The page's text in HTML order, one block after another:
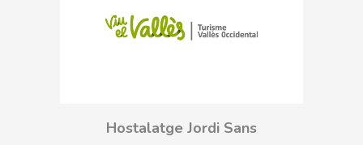
Hostalatge Jordi Sans